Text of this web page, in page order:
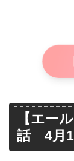
【エー
話 4月